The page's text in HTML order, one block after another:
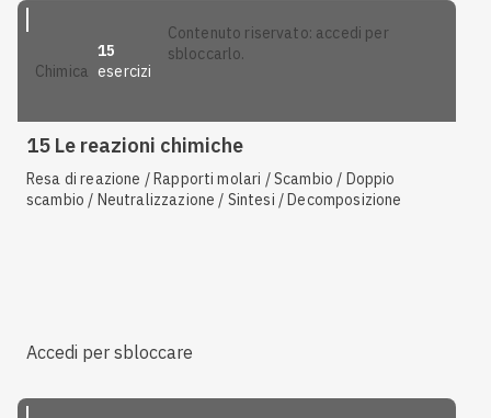
chimica
15
esercizi
contenuto riservato: accedi per
sbloccarlo.
15 Le reazioni chimiche
Resa di reazione / Rapporti molari / Scambio / Doppio
scambio / Neutralizzazione / Sintesi / Decomposizione
Accedi per sbloccare